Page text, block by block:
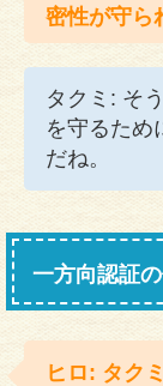
密性が守ら
タクミ: そ
を守るため
だね。
一方向認証
ヒロ: タク